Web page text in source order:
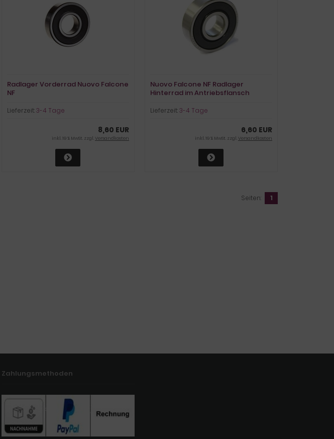
Radlager Vorderrad Nuovo Falcone
NF
Lieferzeit:3-4 Tage
8,60 EUR
inkl. 19 % MwSt. zzgl.Versandkosten
Nuovo Falcone NF Radlager
Hinterrad im Antriebsflansch
Lieferzeit:3-4 Tage
6,60 EUR
inkl. 19 % MwSt. zzgl.Versandkosten
Seiten: 1
Zahlungsmethoden